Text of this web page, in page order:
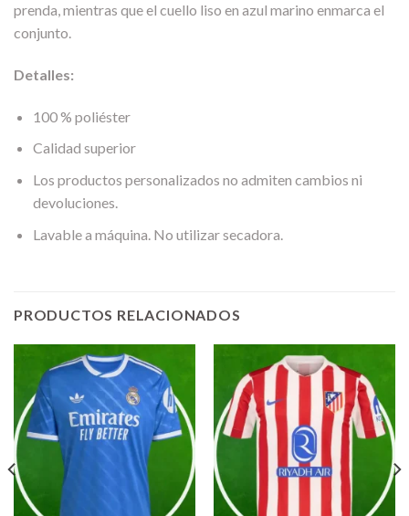
prenda, mientras que el cuello liso en azul marino enmarca el
conjunto.
Detalles:
100 % poliéster
Calidad superior
Los productos personalizados no admiten cambios ni
devoluciones.
Lavable a máquina. No utilizar secadora.
PRODUCTOS RELACIONADOS